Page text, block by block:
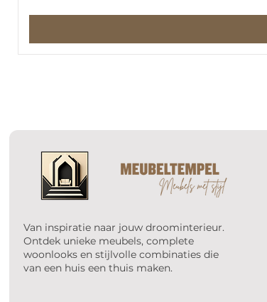
Van inspiratie naar jouw droominterieur.
Ontdek unieke meubels, complete
woonlooks en stijlvolle combinaties die
van een huis een thuis maken.